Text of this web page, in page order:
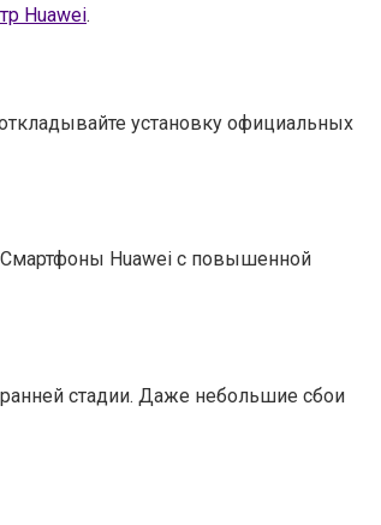
Huawei.
установку официальных
Смартфоны Huawei с повышенной
стадии. Даже небольшие сбои